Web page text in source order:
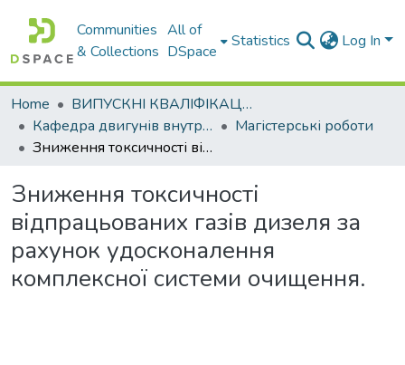
Communities
& Collections
All of
DSpace
Statistics Log In
Home
ВИПУСКНІ КВАЛІФІКАЦІЙНІ РОБОТИ
Кафедра двигунів внутрішнього згоряння
Магістерські роботи
Зниження токсичності відпрацьованих газів дизеля за рахунок удосконалення комплексної системи очищення.
Зниження токсичності
відпрацьованих газів дизеля за
рахунок удосконалення
комплексної системи очищення.